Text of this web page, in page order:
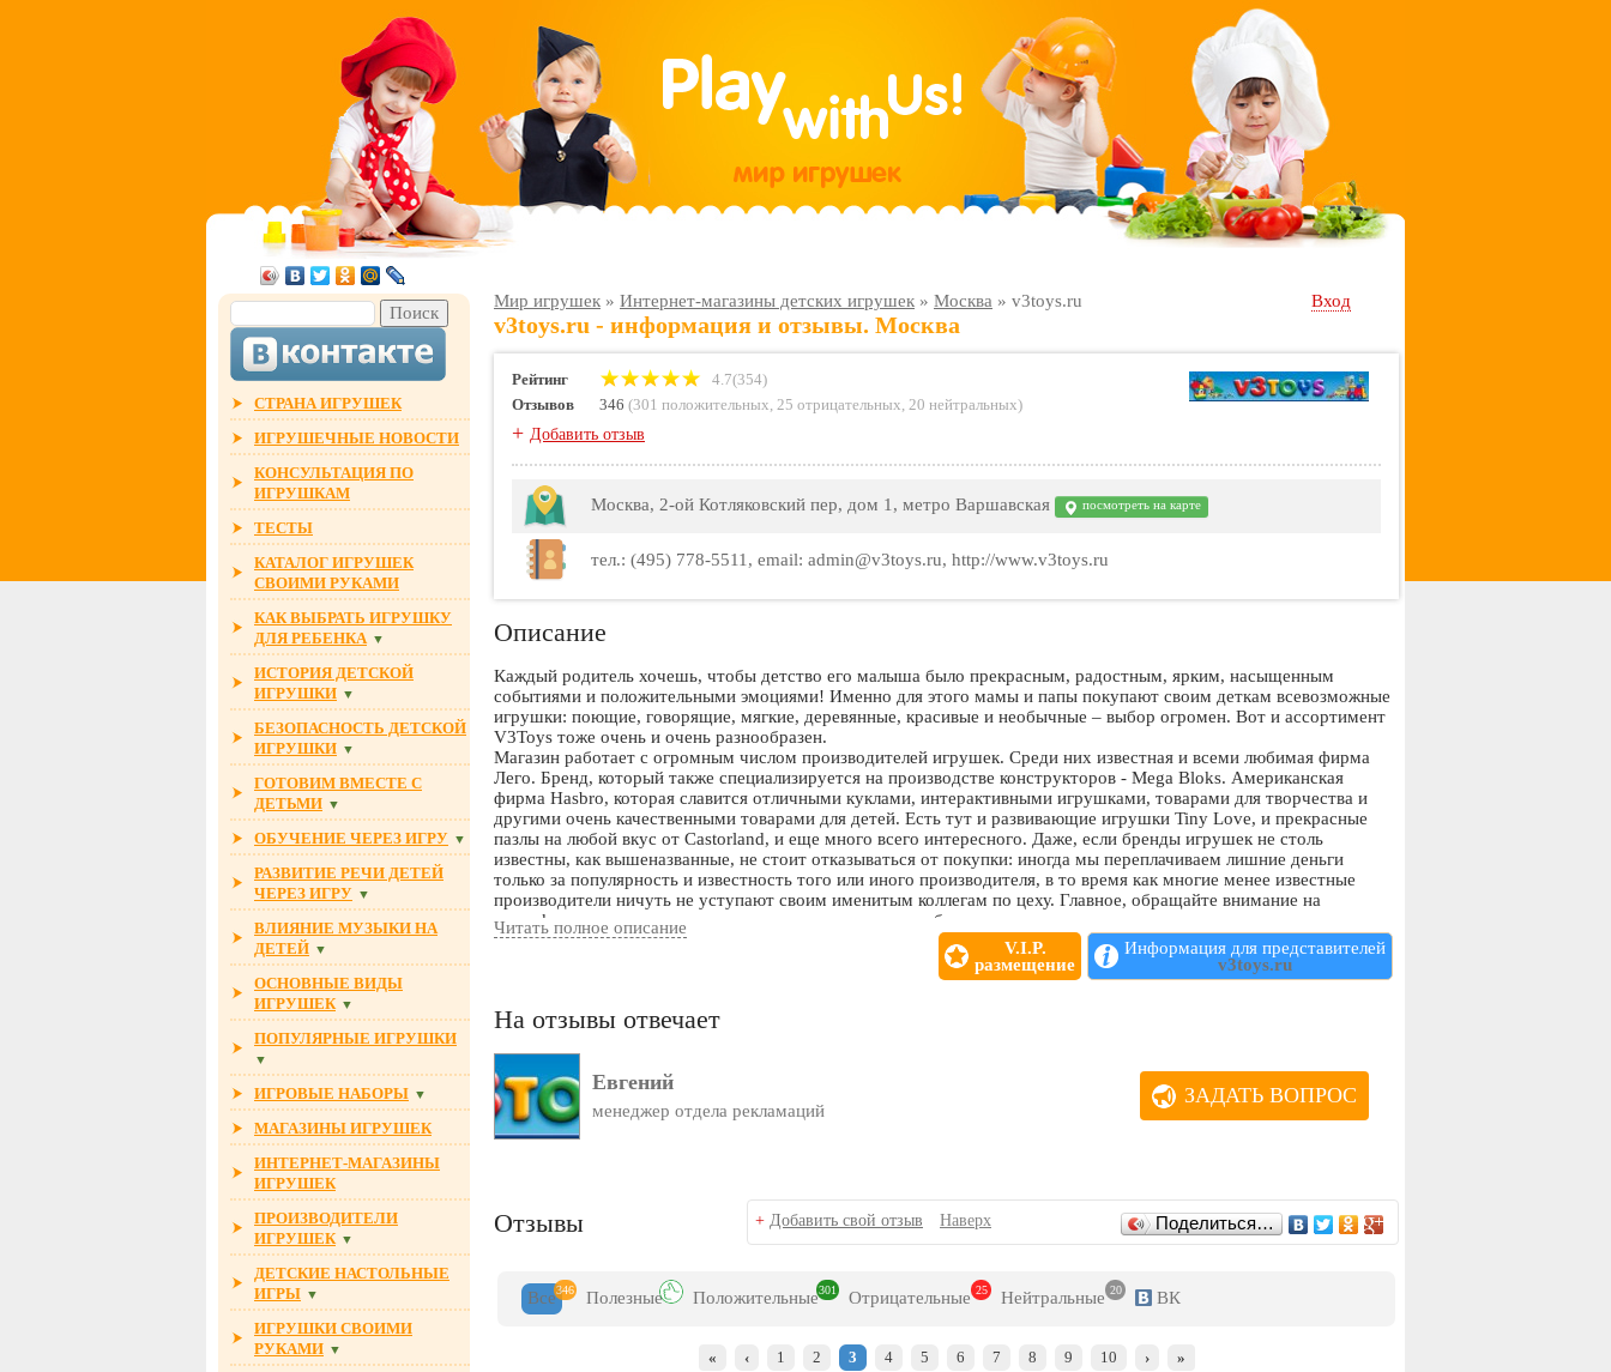
СТРАНА ИГРУШЕК
ИГРУШЕЧНЫЕ НОВОСТИ
КОНСУЛЬТАЦИЯ ПО
ИГРУШКАМ
ТЕСТЫ
КАТАЛОГ ИГРУШЕК
СВОИМИ РУКАМИ
КАК ВЫБРАТЬ ИГРУШКУ
ДЛЯ РЕБЕНКА ▼
ИСТОРИЯ ДЕТСКОЙ
ИГРУШКИ ▼
БЕЗОПАСНОСТЬ ДЕТСКОЙ
ИГРУШКИ ▼
ГОТОВИМ ВМЕСТЕ С
ДЕТЬМИ ▼
ОБУЧЕНИЕ ЧЕРЕЗ ИГРУ ▼
РАЗВИТИЕ РЕЧИ ДЕТЕЙ
ЧЕРЕЗ ИГРУ ▼
ВЛИЯНИЕ МУЗЫКИ НА
ДЕТЕЙ ▼
ОСНОВНЫЕ ВИДЫ
ИГРУШЕК ▼
ПОПУЛЯРНЫЕ ИГРУШКИ
▼
ИГРОВЫЕ НАБОРЫ ▼
МАГАЗИНЫ ИГРУШЕК
ИНТЕРНЕТ-МАГАЗИНЫ
ИГРУШЕК
ПРОИЗВОДИТЕЛИ
ИГРУШЕК ▼
ДЕТСКИЕ НАСТОЛЬНЫЕ
ИГРЫ ▼
ИГРУШКИ СВОИМИ
РУКАМИ ▼
Мир игрушек » Интернет-магазины детских игрушек » Москва » v3toys.ru Вход
v3toys.ru - информация и отзывы. Москва
Рейтинг
4.7(354)
Отзывов
346 (301 положительных, 25 отрицательных, 20 нейтральных)
+ Добавить отзыв
Москва, 2-ой Котляковский пер, дом 1, метро Варшавская посмотреть на карте
тел.: (495) 778-5511, email: admin@v3toys.ru, http://www.v3toys.ru
Описание
Каждый родитель хочешь, чтобы детство его малыша было прекрасным, радостным, ярким, насыщенным
событиями и положительными эмоциями! Именно для этого мамы и папы покупают своим деткам всевозможные
игрушки: поющие, говорящие, мягкие, деревянные, красивые и необычные – выбор огромен. Вот и ассортимент
V3Toys тоже очень и очень разнообразен.
Магазин работает с огромным числом производителей игрушек. Среди них известная и всеми любимая фирма
Лего. Бренд, который также специализируется на производстве конструкторов - Mega Bloks. Американская
фирма Hasbro, которая славится отличными куклами, интерактивными игрушками, товарами для творчества и
другими очень качественными товарами для детей. Есть тут и развивающие игрушки Tiny Love, и прекрасные
пазлы на любой вкус от Castorland, и еще много всего интересного. Даже, если бренды игрушек не столь
известны, как вышеназванные, не стоит отказываться от покупки: иногда мы переплачиваем лишние деньги
только за популярность и известность того или иного производителя, в то время как многие менее известные
производители ничуть не уступают своим именитым коллегам по цеху. Главное, обращайте внимание на
сертификаты качества покупаемого товара, и тогда все будет в порядке.
В магазине очень часто проходят акции, особенно в преддверии праздников и значимых событий, старайтесь
следить за ними, ведь они помогу значительно сэкономить.
Магазин предоставляет покупателям возможность забрать товар самостоятельно или воспользоваться доставкой.
возникают сложности. Всегда уточняйте время доставки товара, учитывайте, что перед праздниками может
Читать полное описание
V.I.P.
размещение
Информация для представителей
v3toys.ru
На отзывы отвечает
Евгений
менеджер отдела рекламаций
ЗАДАТЬ ВОПРОС
Отзывы + Добавить свой отзыв Наверх Поделиться…
Все346 Полезные Положительные301 Отрицательные 25 Нейтральные 20 ВК
« ‹ 1 2 3 4 5 6 7 8 9 10 › »